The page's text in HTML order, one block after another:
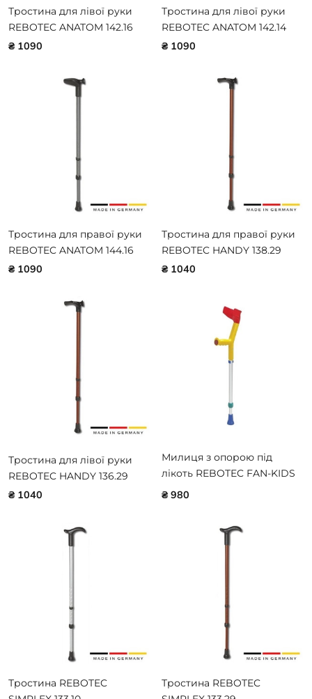
Тростина для лівої руки
REBOTEC ANATOM 142.16
₴ 1090
Тростина для лівої руки
REBOTEC ANATOM 142.14
₴ 1090
Тростина для правої руки
REBOTEC ANATOM 144.16
₴ 1090
Тростина для правої руки
REBOTEC HANDY 138.29
₴ 1040
Тростина для лівої руки
REBOTEC HANDY 136.29
₴ 1040
Милиця з опорою під
лікоть REBOTEC FAN-KIDS
122.96
₴ 980
Тростина REBOTEC
Тростина REBOTEC